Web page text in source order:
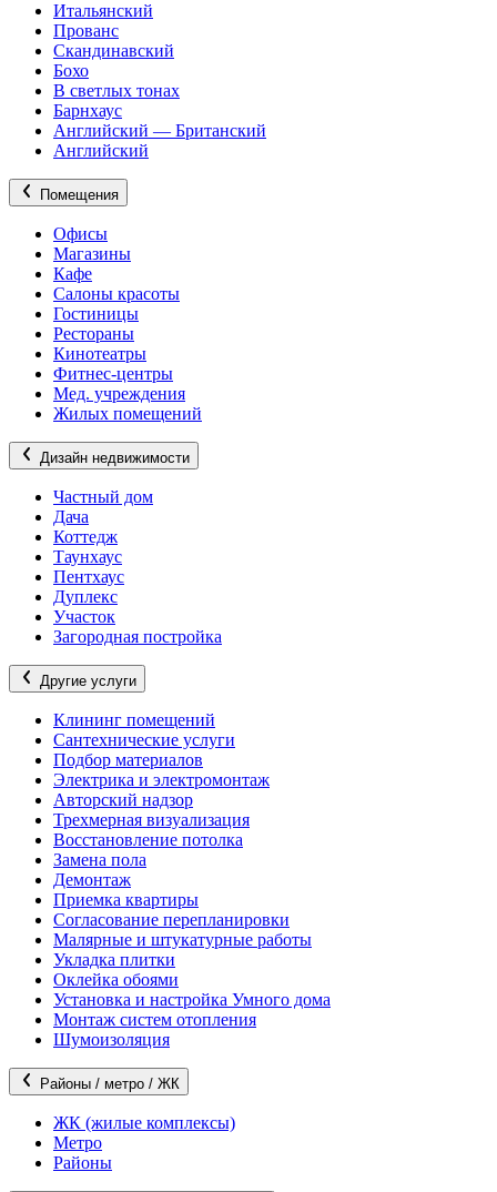
Итальянский
Прованс
Скандинавский
Бохо
В светлых тонах
Барнхаус
Английский — Британский
Английский
Помещения
Офисы
Магазины
Кафе
Салоны красоты
Гостиницы
Рестораны
Кинотеатры
Фитнес-центры
Мед. учреждения
Жилых помещений
Дизайн недвижимости
Частный дом
Дача
Коттедж
Таунхаус
Пентхаус
Дуплекс
Участок
Загородная постройка
Другие услуги
Клининг помещений
Сантехнические услуги
Подбор материалов
Электрика и электромонтаж
Авторский надзор
Трехмерная визуализация
Восстановление потолка
Замена пола
Демонтаж
Приемка квартиры
Согласование перепланировки
Малярные и штукатурные работы
Укладка плитки
Оклейка обоями
Установка и настройка Умного дома
Монтаж систем отопления
Шумоизоляция
Районы / метро / ЖК
ЖК (жилые комплексы)
Метро
Районы